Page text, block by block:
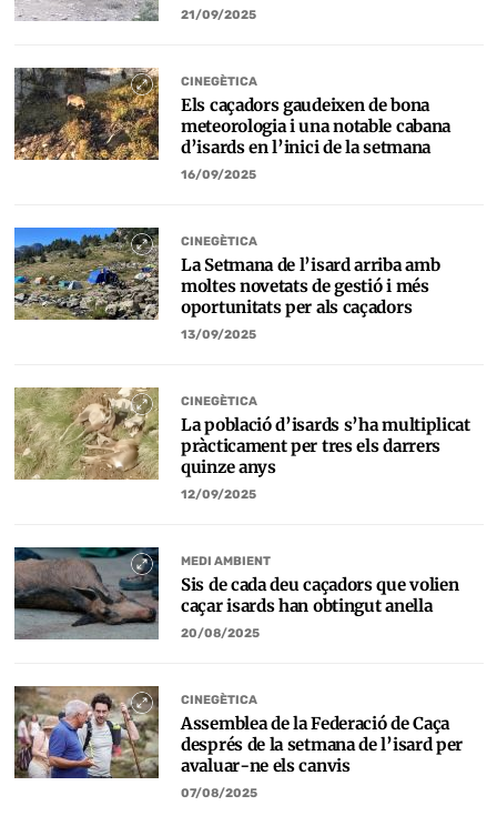
21/09/2025
CINEGÈTICA
Els caçadors gaudeixen de bona
meteorologia i una notable cabana
d’isards en l’inici de la setmana
16/09/2025
CINEGÈTICA
La Setmana de l’isard arriba amb
moltes novetats de gestió i més
oportunitats per als caçadors
13/09/2025
CINEGÈTICA
La població d’isards s’ha multiplicat
pràcticament per tres els darrers
quinze anys
12/09/2025
MEDI AMBIENT
Sis de cada deu caçadors que volien
caçar isards han obtingut anella
20/08/2025
CINEGÈTICA
Assemblea de la Federació de Caça
després de la setmana de l’isard per
avaluar-ne els canvis
07/08/2025